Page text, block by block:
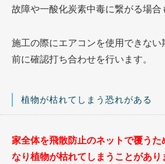
故障や一酸化炭素中毒に繋がる場合
施工の際にエアコンを使用できない
前に確認打ち合わせを行います。
植物が枯れてしまう恐れがある
家全体を飛散防止のネットで覆うた
なり植物が枯れてしまうことがあり